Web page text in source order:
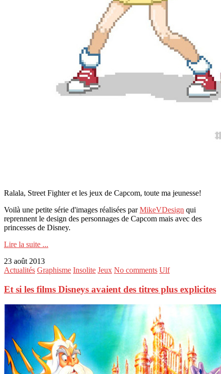
Ralala, Street Fighter et les jeux de Capcom, toute ma jeunesse!
Voilà une petite série d'images réalisées parMikeVDesign qui
reprennent le design des personnages de Capcom mais avec des
princesses de Disney.
Lire la suite ...
23 août 2013
Actualités Graphisme Insolite Jeux No comments Ulf
Et si les films Disneys avaient des titres plus explicites